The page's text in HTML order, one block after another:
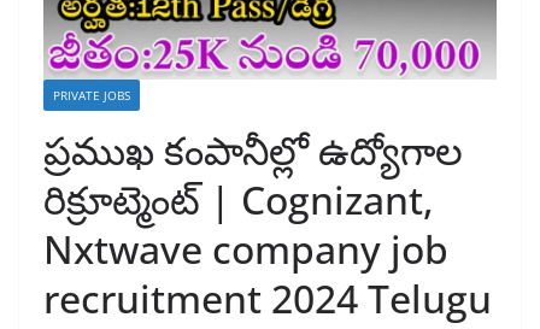
PRIVATE JOBS
ప్రముఖ కంపానీల్లో ఉద్యోగాల
రిక్రూట్మెంట్ | Cognizant,
Nxtwave company job
recruitment 2024 Telugu